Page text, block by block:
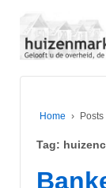
Home ›
Tag: